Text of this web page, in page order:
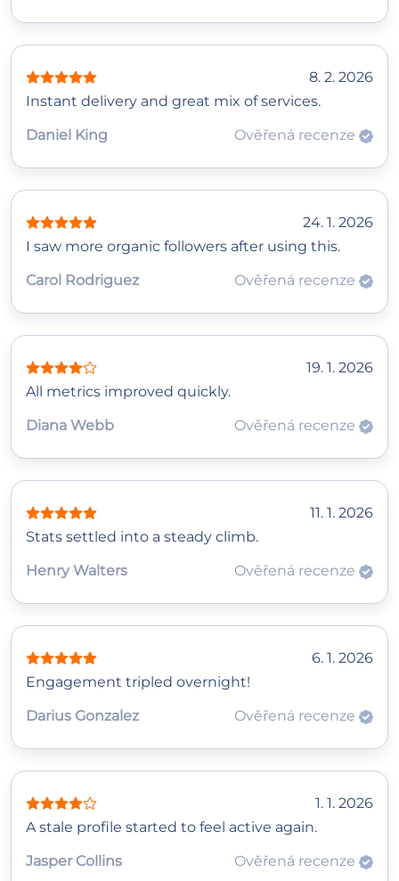
8. 2. 2026
Instant delivery and great mix of services.
Daniel King
Ověřená recenze
24. 1. 2026
I saw more organic followers after using this.
Carol Rodriguez
Ověřená recenze
19. 1. 2026
All metrics improved quickly.
Diana Webb
Ověřená recenze
11. 1. 2026
Stats settled into a steady climb.
Henry Walters
Ověřená recenze
6. 1. 2026
Engagement tripled overnight!
Darius Gonzalez
Ověřená recenze
1. 1. 2026
A stale profile started to feel active again.
Jasper Collins
Ověřená recenze